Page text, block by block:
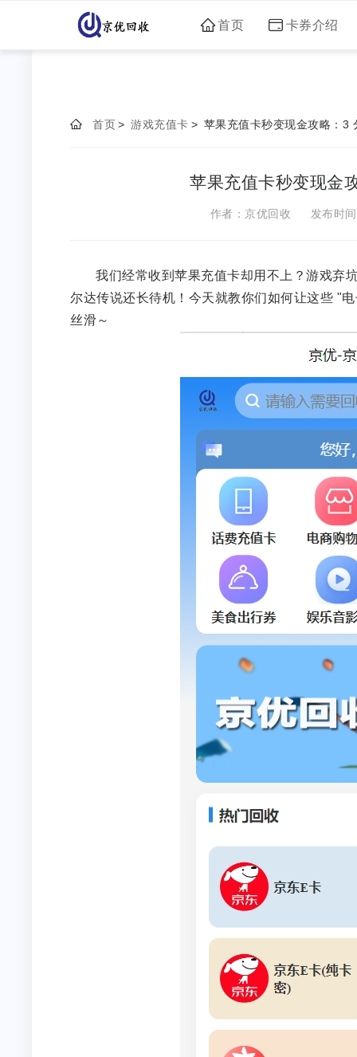
首页 卡券介绍
首页> 游戏充值卡 > 苹果充值卡秒变现金攻略：3
苹果充值卡秒变现金
作者：京优回收 发布时
我们经常收到苹果充值卡却用不上？游戏弃
尔达传说还长待机！今天就教你们如何让这些 "
丝滑～